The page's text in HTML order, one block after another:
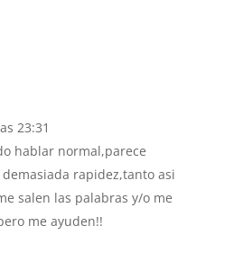
23:31
hablar normal,parece
rapidez,tanto asi
salen las palabras y/o me
me ayuden!!